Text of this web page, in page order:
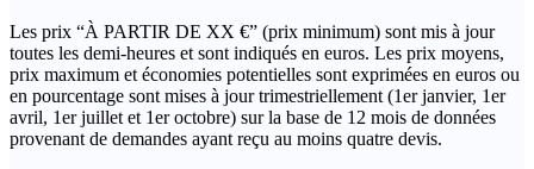
Les prix “À PARTIR DE XX €” (prix minimum) sont mis à jour
toutes les demi-heures et sont indiqués en euros. Les prix moyens,
prix maximum et économies potentielles sont exprimées en euros ou
en pourcentage sont mises à jour trimestriellement (1er janvier, 1er
avril, 1er juillet et 1er octobre) sur la base de 12 mois de données
provenant de demandes ayant reçu au moins quatre devis.